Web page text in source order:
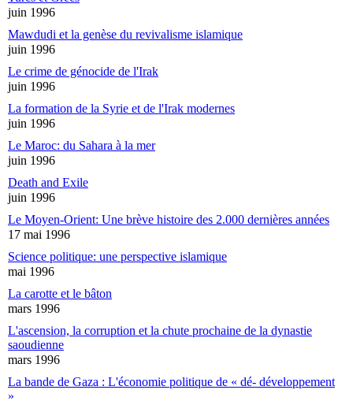
juin 1996
Mawdudi et la genèse du revivalisme islamique
juin 1996
Le crime de génocide de l'Irak
juin 1996
La formation de la Syrie et de l'Irak modernes
juin 1996
Le Maroc: du Sahara à la mer
juin 1996
Death and Exile
juin 1996
Le Moyen-Orient: Une brève histoire des 2.000 dernières années
17 mai 1996
Science politique: une perspective islamique
mai 1996
La carotte et le bâton
mars 1996
L'ascension, la corruption et la chute prochaine de la dynastie
saoudienne
mars 1996
La bande de Gaza : L'économie politique de « dé- développement
»